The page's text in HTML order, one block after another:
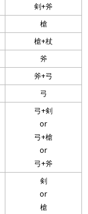
剣+斧
槍
槍+杖
斧
斧+弓
弓
弓+剣
or
弓+槍
or
弓+斧
剣
or
槍